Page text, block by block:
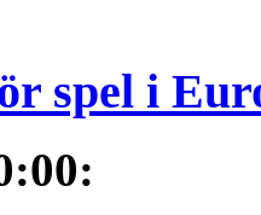
spel i
: